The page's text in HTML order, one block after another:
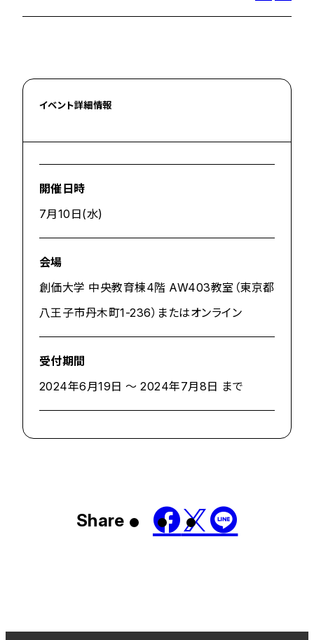
イベント詳細情報
開催日時
7月10日(水)
会場
創価大学 中央教育棟4階 AW403教室（東京都
八王子市丹木町1-236）またはオンライン
受付期間
2024年6月19日 ～ 2024年7月8日 まで
Share